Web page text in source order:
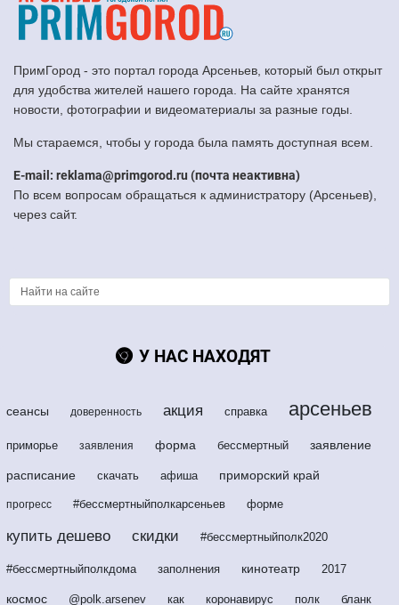
ПримГород - это портал города Арсеньев, который был открыт
для удобства жителей нашего города. На сайте хранятся
новости, фотографии и видеоматериалы за разные годы.
Мы стараемся, чтобы у города была память доступная всем.
E-mail: reklama@primgorod.ru (почта неактивна)
По всем вопросам обращаться к администратору (Арсеньев),
через сайт.
У НАС НАХОДЯТ
сеансы доверенность акция справка арсеньев
приморье заявления форма бессмертный заявление
расписание скачать афиша приморский край
прогресс #бессмертныйполкарсеньев форме
купить дешево скидки #бессмертныйполк2020
#бессмертныйполкдома заполнения кинотеатр 2017
космос @polk.arsenev как коронавирус полк бланк